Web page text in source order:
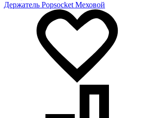
Держатель Popsocket Меховой